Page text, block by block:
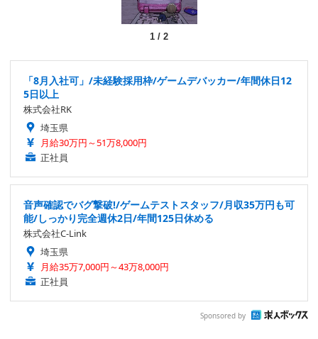
1/ 2
「8月入社可」/未経験採用枠/ゲームデバッカー/年間休日12
5日以上
株式会社RK
埼玉県
月給30万円～51万8,000円
正社員
音声確認でバグ撃破!/ゲームテストスタッフ/月収35万円も可
能/しっかり完全週休2日/年間125日休める
株式会社C-Link
埼玉県
月給35万7,000円～43万8,000円
正社員
Sponsored by